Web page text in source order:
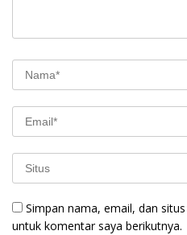
Simpan nama, email, dan
untuk komentar saya berikutnya.